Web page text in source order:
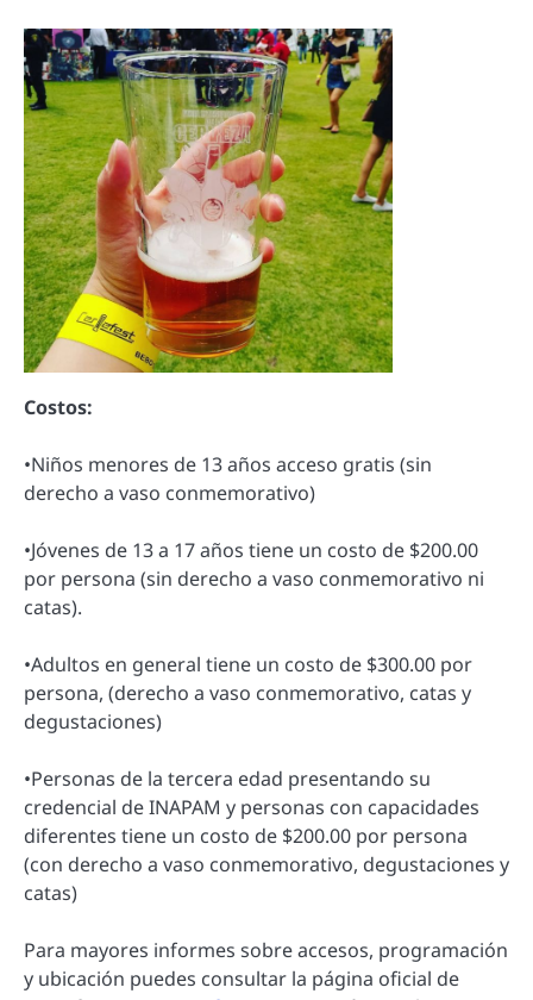
Costos:
•Niños menores de 13 años acceso gratis (sin
derecho a vaso conmemorativo)
•Jóvenes de 13 a 17 años tiene un costo de $200.00
por persona (sin derecho a vaso conmemorativo ni
catas).
•Adultos en general tiene un costo de $300.00 por
persona, (derecho a vaso conmemorativo, catas y
degustaciones)
•Personas de la tercera edad presentando su
credencial de INAPAM y personas con capacidades
diferentes tiene un costo de $200.00 por persona
(con derecho a vaso conmemorativo, degustaciones y
catas)
Para mayores informes sobre accesos, programación
y ubicación puedes consultar la página oficial de